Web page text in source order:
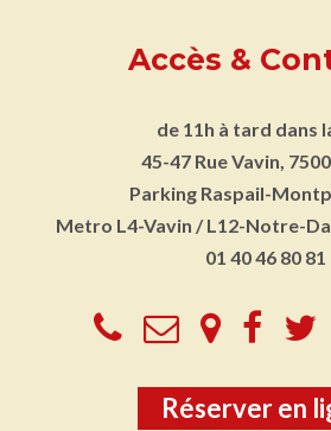
Accès &
de 11h à tard dans
45-47 Rue Vavin,
Parking Raspail-
Metro L4-Vavin / L12-Notre-
01 40 46 80 81
Réserver en